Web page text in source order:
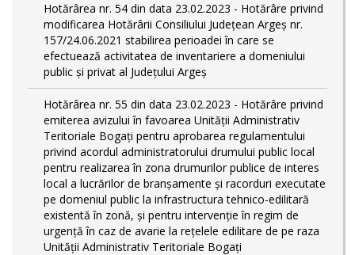
Hotărârea nr. 54 din data 23.02.2023 - Hotărâre privind
modificarea Hotărârii Consiliului Județean Argeș nr.
157/24.06.2021 stabilirea perioadei în care se
efectuează activitatea de inventariere a domeniului
public şi privat al Judeţului Argeş
Hotărârea nr. 55 din data 23.02.2023 - Hotărâre privind
emiterea avizului în favoarea Unității Administrativ
Teritoriale Bogați pentru aprobarea regulamentului
privind acordul administratorului drumului public local
pentru realizarea în zona drumurilor publice de interes
local a lucrărilor de branșamente și racorduri executate
pe domeniul public la infrastructura tehnico-edilitară
existentă în zonă, și pentru intervenție în regim de
urgență în caz de avarie la rețelele edilitare de pe raza
Unității Administrativ Teritoriale Bogați